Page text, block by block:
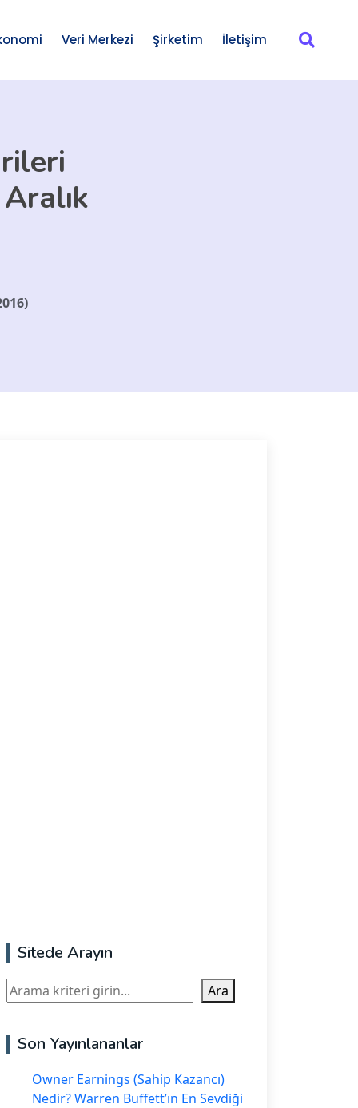
Veri Merkezi Şirketim İletişim
Sitede Arayın
Ara Ara
Son Yayınlananlar
Owner Earnings (Sahip Kazancı)
Nedir? Warren Buffett’ın En Sevdiği